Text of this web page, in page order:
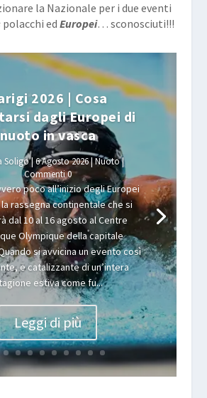
la Nazionale per i due eventi
polacchi ed Europei… sconosciuti!!!
2026 | Cosa
dagli Europei di
nuoto in vasca
Soligo|6 Agosto 2026|Nuoto|
Commenti 0
poco all’inizio degli Europei
rassegna continentale che si
dal 10 al 16 agosto al Centre
Olympique della capitale
si avvicina un evento così
e catalizzante di un’intera
estiva come fu...
Leggi di più